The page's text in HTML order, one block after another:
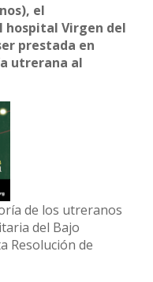
el
hospital Virgen del
prestada en
utrerana al
de los utreranos
del Bajo
Resolución de